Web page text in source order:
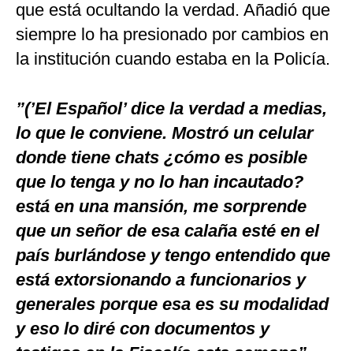
que está ocultando la verdad. Añadió que
siempre lo ha presionado por cambios en
la institución cuando estaba en la Policía.
”(’El Español’ dice la verdad a medias,
lo que le conviene. Mostró un celular
donde tiene chats ¿cómo es posible
que lo tenga y no lo han incautado?
está en una mansión, me sorprende
que un señor de esa calaña esté en el
país burlándose y tengo entendido que
está extorsionando a funcionarios y
generales porque esa es su modalidad
y eso lo diré con documentos y